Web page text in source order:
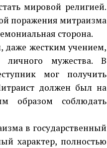
мировой религией.
поражения митраизма
сторона.
жестким учением,
мужества. В
мог получить
должен был на
образом соблюдать
в государственный
характер, полностью